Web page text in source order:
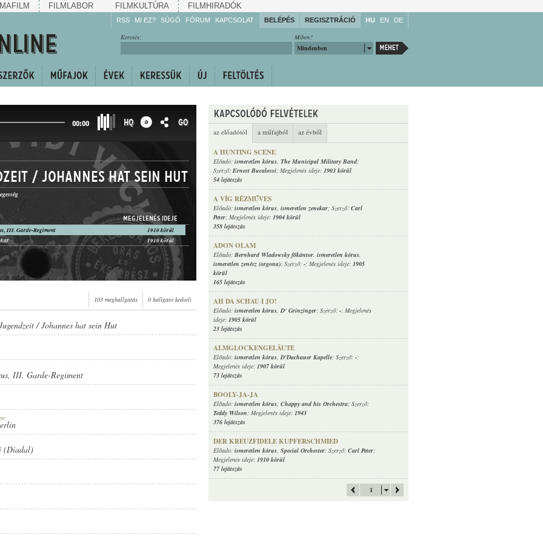
MAFILM FILMLABOR FILMKULTÚRA FILMHIRADÓK
RSS MI EZ? SÚGÓ
Gyarapítsa!
FÓRUM KAPCSOLAT BELÉPÉS REGISZTRÁCIÓ HU EN DE
Miben?
Mindenben
Keresés:
az előadótól a műfajból az évből
A HUNTING SCENE
Előadó: ismeretlen kórus, The Municipal Military Band;
Szerző: Ernest Bucalossi; Megjelenés ideje: 1903 körül
54 lejátszás
A VÍG RÉZMŰVES
Előadó: ismeretlen kórus, ismeretlen zenekar; Szerző: Carl
Peter; Megjelenés ideje: 1904 körül
358 lejátszás
ADON OLAM
Előadó: Bernhard Wladowsky főkántor, ismeretlen kórus,
ismeretlen zenész (orgona); Szerző: -; Megjelenés ideje: 1905
körül
165 lejátszás
AH DA SCHAU I JO!
Előadó: ismeretlen kórus,D' Grinzinger; Szerző: -; Megjelenés
ideje: 1905 körül
23 lejátszás
ALMGLOCKENGELÄUTE
Előadó: ismeretlen kórus,D'Dachauer Kapelle; Szerző: -;
Megjelenés ideje: 1907 körül
73 lejátszás
BOOLY-JA-JA
Előadó: ismeretlen kórus, Chappy and his Orchestra; Szerző:
Teddy Wilson; Megjelenés ideje: 1943
376 lejátszás
DER KREUZFIDELE KUPFERSCHMIED
Előadó: ismeretlen kórus, Special Orchester; Szerző: Carl Peter;
Megjelenés ideje: 1910 körül
77 lejátszás
1
00:00 HQ GO
/ Johannes hat sein Hut
MEGJELENÉS IDEJE
III. Garde-Regiment
1910 körül
1910 körül
103 meghallgatás 0 hallgató kedveli
/ Johannes hat sein Hut
, III. Garde-Regiment
(Diadal)